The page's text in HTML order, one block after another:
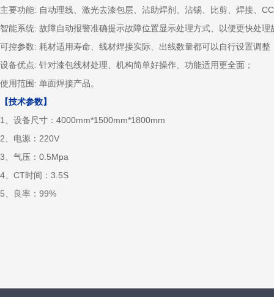
主要功能: 自动理线、激光去漆包层、沾助焊剂、沾锡、比剪、焊接、
智能系统: 故障自动报警准确提示故障位置显示处理方式、以便更快处理
可控参数: 耗材适用寿命、线材焊接实际、出线数量都可以自行设置调整
设备优点: 针对漆包线材处理、机构简单好操作、功能适用更全面；
使用范围: 单面焊接产品。
【技术参数】
1、设备尺寸：4000mm*1500mm*1800mm
2、电源：220V
3、气压：0.5Mpa
4、CT时间：3.5S
5、良率：99%